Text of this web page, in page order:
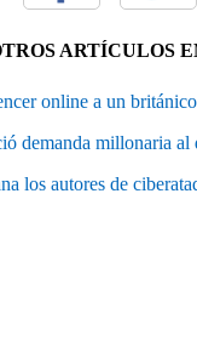
ARTÍCULOS
online a un
demanda millonaria
los autores de